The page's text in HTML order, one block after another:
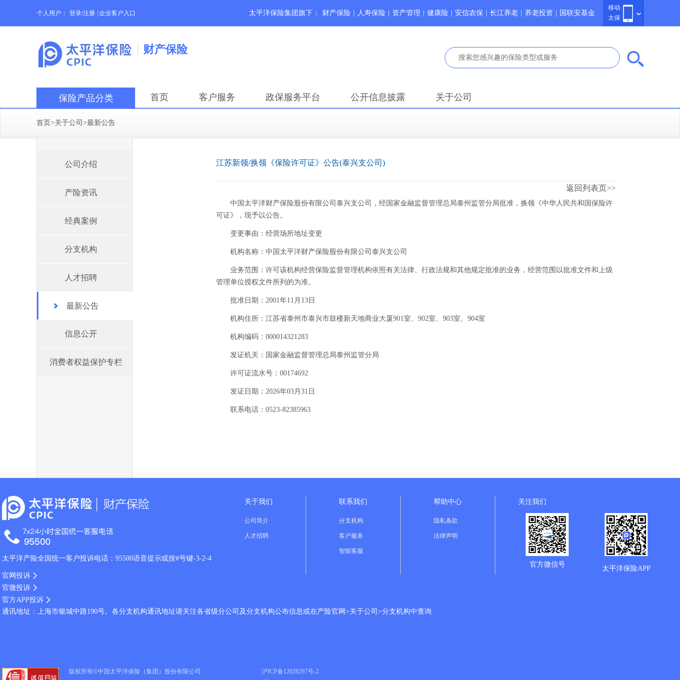
个人用户： 登录/注册 企业客户入口
移动
太保
太平洋保险集团旗下： 财产保险 人寿保险 资产管理 健康险 安信农保 长江养老 养老投资 国联安基金
财产保险
保险产品分类 首页 客户服务 政保服务平台 公开信息披露 关于公司
首页>关于公司 >最新公告
公司介绍
产险资讯
经典案例
分支机构
人才招聘
最新公告
信息公开
消费者权益保护专栏
江苏新领/换领《保险许可证》公告(泰兴支公司)
返回列表页>>
中国太平洋财产保险股份有限公司泰兴支公司，经国家金融监督管理总局泰州监管分局批准，换领《中华人民共和国保险许
可证》，现予以公告。
变更事由：经营场所地址变更
机构名称：中国太平洋财产保险股份有限公司泰兴支公司
业务范围：许可该机构经营保险监督管理机构依照有关法律、行政法规和其他规定批准的业务，经营范围以批准文件和上级
管理单位授权文件所列的为准。
批准日期：2001年11月13日
机构住所：江苏省泰州市泰兴市鼓楼新天地商业大厦901室、902室、903室、904室
机构编码：000014321283
发证机关：国家金融监督管理总局泰州监管分局
许可证流水号：00174692
发证日期：2026年03月31日
联系电话：0523-82385963
太平洋产险全国统一客户投诉电话：95500语音提示或按#号键-3-2-4
官网投诉
官微投诉
官方APP投诉
通讯地址：上海市银城中路190号。各分支机构通讯地址请关注各省级分公司及分支机构公布信息或在产险官网>关于公司>分支机构中查询
关于我们
公司简介
人才招聘
联系我们
分支机构
客户服务
智能客服
帮助中心
隐私条款
法律声明
关注我们
官方微信号
太平洋保险APP
版权所有©中国太平洋保险（集团）股份有限公司 沪ICP备12028297号-2